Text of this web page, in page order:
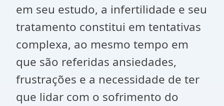
em seu estudo, a infertilidade e seu
tratamento constitui em tentativas
complexa, ao mesmo tempo em
que são referidas ansiedades,
frustrações e a necessidade de ter
que lidar com o sofrimento do